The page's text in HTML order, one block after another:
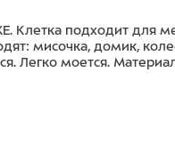
Клетка подходит
мисочка, домик,
моется.